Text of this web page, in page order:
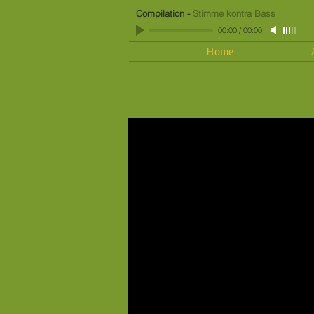
Home
Compilation - Stimme kontra Bass
00:00/ 00:00